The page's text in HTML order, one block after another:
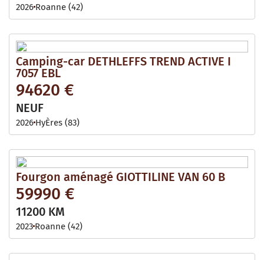
2026 Roanne (42)
Camping-car DETHLEFFS TREND ACTIVE I
7057 EBL
94620 €
NEUF
2026 HyÈres (83)
Fourgon aménagé GIOTTILINE VAN 60 B
59990 €
11200 KM
2023 Roanne (42)